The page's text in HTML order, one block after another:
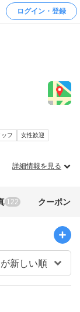
ログイン・登録
フ
女性歓迎
詳細情報を見る
122 クーポン